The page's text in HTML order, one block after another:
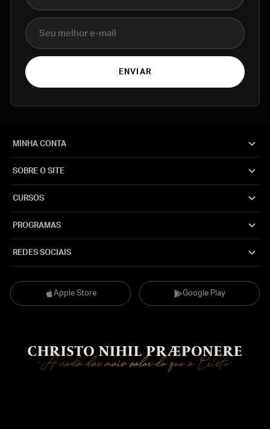
E-mail
ENVIAR
Apple Store Google Play
MINHA CONTA
SOBRE O SITE
CURSOS
PROGRAMAS
REDES SOCIAIS